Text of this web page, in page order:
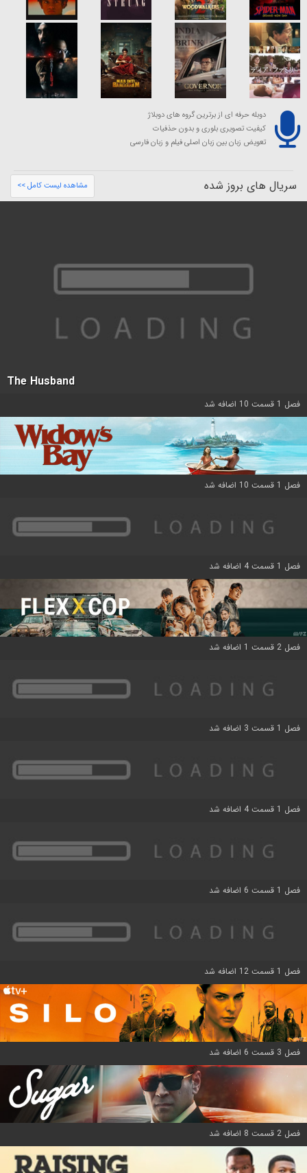
دوبله حرفه ای از برترین گروه های دوبلاژ
کیفیت تصویری بلوری و بدون حذفیات
تعویض زبان بین زبان اصلی فیلم و زبان فارسی
سریال های بروز شده مشاهده لیست کامل >>
The Husband
فصل 1 قسمت 10 اضافه شد
فصل 1 قسمت 10 اضافه شد
فصل 1 قسمت 4 اضافه شد
فصل 2 قسمت 1 اضافه شد
فصل 1 قسمت 3 اضافه شد
فصل 1 قسمت 4 اضافه شد
فصل 1 قسمت 6 اضافه شد
فصل 1 قسمت 12 اضافه شد
فصل 3 قسمت 6 اضافه شد
فصل 2 قسمت 8 اضافه شد